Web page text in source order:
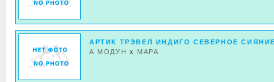
АРТИК ТРЭВЕЛ ИНДИГО СЕВЕРНОЕ
А МОДУН x МАРА